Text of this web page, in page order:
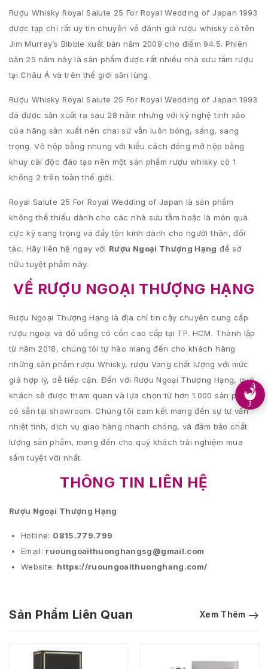
Rượu Whisky Royal Salute 25 For Royal Wedding of Japan 1993
được tạp chí rất uy tín chuyên về đánh giá rượu whisky có tên
Jim Murray’s Bibble xuất bản năm 2009 cho điểm 94.5. Phiên
bản 25 năm này là sản phẩm được rất nhiều nhà sưu tầm rượu
tại Châu Á và trên thế giới săn lùng.
Rượu Whisky Royal Salute 25 For Royal Wedding of Japan 1993
đã được sản xuất ra sau 28 năm nhưng với kỹ nghệ tinh xảo
của hãng sản xuất nên chai sứ vẫn luôn bóng, sáng, sang
trọng. Vỏ hộp bằng nhung với kiểu cách đóng mở hộp bằng
khuy cài độc đáo tạo nên một sản phẩm rượu whisky có 1
không 2 trên toàn thế giới.
Royal Salute 25 For Royal Wedding of Japan là sản phẩm
không thể thiếu dành cho các nhà sưu tầm hoặc là món quà
cực kỳ sang trọng và đầy tôn kính dành cho người thân, đối
tác. Hãy liên hệ ngay với Rượu Ngoại Thượng Hạng để sở
hữu tuyệt phẩm này.
VỀ RƯỢU NGOẠI THƯỢNG HẠNG
Rượu Ngoại Thượng Hạng là địa chỉ tin cậy chuyên cung cấp
rượu ngoại và đồ uống có cồn cao cấp tại TP. HCM. Thành lập
từ năm 2018, chúng tôi tự hào mang đến cho khách hàng
những sản phẩm rượu Whisky, rượu Vang chất lượng với mức
giá hợp lý, dễ tiếp cận. Đến với Rượu Ngoại Thượng Hạng, quý
khách sẽ được tham quan và lựa chọn từ hơn 1.000 sản phẩm
có sẵn tại showroom. Chúng tôi cam kết mang đến sự tư vấn
nhiệt tình, dịch vụ giao hàng nhanh chóng, và đảm bảo chất
lượng sản phẩm, mang đến cho quý khách trải nghiệm mua
sắm tuyệt vời nhất.
THÔNG TIN LIÊN HỆ
Rượu Ngoại Thượng Hạng
Hotline: 0815.779.799
Email: ruoungoaithuonghangsg@gmail.com
Website: https://ruoungoaithuonghang.com/
Sản Phẩm Liên Quan Xem Thêm